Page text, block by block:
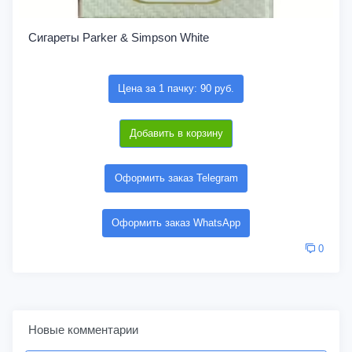
Сигареты Parker & Simpson White
Цена за 1 пачку: 90 руб.
Добавить в корзину
Оформить заказ Telegram
Оформить заказ WhatsApp
0
Новые комментарии